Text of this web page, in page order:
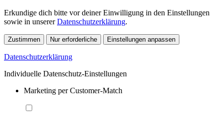
Erkundige dich bitte vor deiner Einwilligung in den Einstellungen
sowie in unsererDatenschutzerklärung.
Zustimmen Nur erforderliche Einstellungen anpassen
Datenschutzerklärung
Individuelle Datenschutz-Einstellungen
Marketing per Customer-Match